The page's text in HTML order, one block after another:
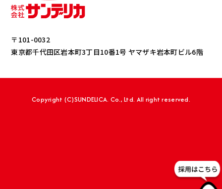
〒101-0032
東京都千代田区岩本町3丁目10番1号 ヤマザキ岩本町ビル6階
Copyright (C)SUNDELICA. Co., Ltd. All right reserved.